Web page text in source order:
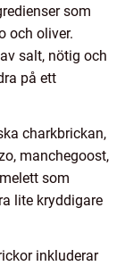
som
och oliver.
salt, nötig och
på ett
charkbrickan,
manchegoost,
som
lite kryddigare
inkluderar